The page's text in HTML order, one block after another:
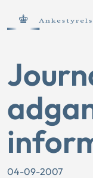
04-09-2007